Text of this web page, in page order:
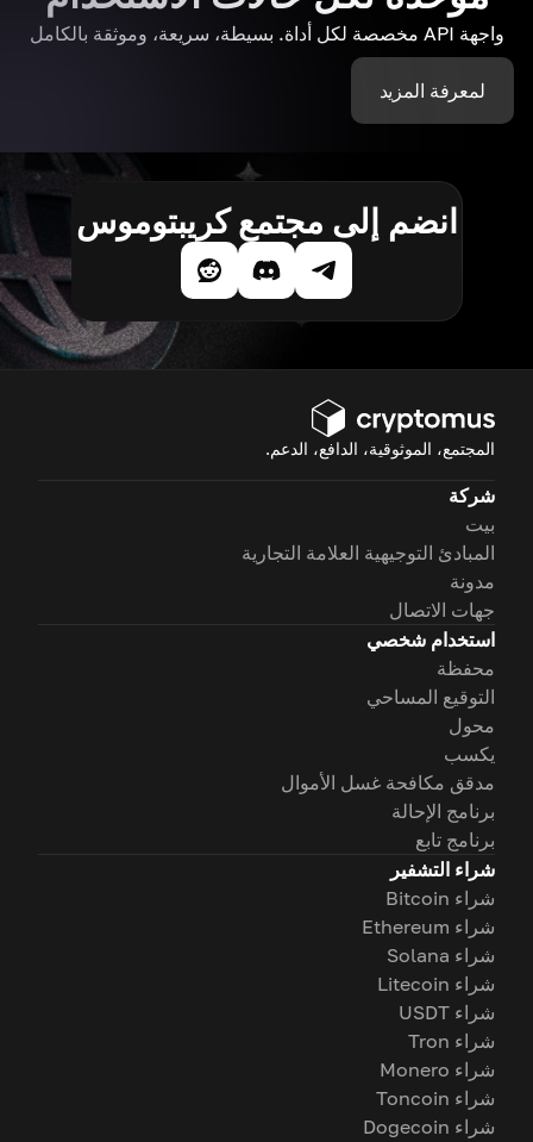
واجهة API مخصصة لكل أداة. بسيطة، سريعة، وموثقة بالكامل
لمعرفة المزيد
انضم إلى مجتمع كريبتوموس
المجتمع، الموثوقية، الدافع، الدعم.
شركة
بيت
المبادئ التوجيهية العلامة التجارية
مدونة
جهات الاتصال
استخدام شخصي
محفظة
التوقيع المساحي
محول
يكسب
مدقق مكافحة غسل الأموال
برنامج الإحالة
برنامج تابع
شراء التشفير
شراء Bitcoin
شراء Ethereum
شراء Solana
شراء Litecoin
شراء USDT
شراء Tron
شراء Monero
شراء Toncoin
شراء Dogecoin